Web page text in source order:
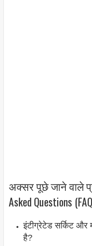
अक्सर पूछे जाने वाले
Asked Questions
इंटीग्रेटेड सर्किट और
है?